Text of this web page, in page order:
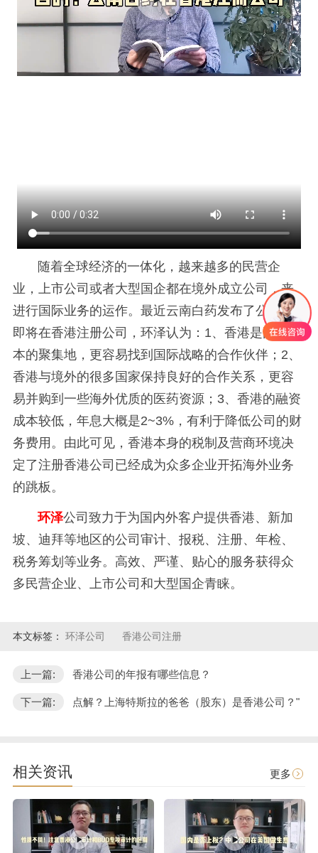
随着全球经济的一体化，越来越多的民营企
业，上市公司或者大型国企都在境外成立公司，来
进行国际业务的运作。最近云南白药发布了公告称
即将在香港注册公司，环泽认为：1、香港是国际资
本的聚集地，更容易找到国际战略的合作伙伴；2、
香港与境外的很多国家保持良好的合作关系，更容
易并购到一些海外优质的医药资源；3、香港的融资
成本较低，年息大概是2~3%，有利于降低公司的财
务费用。由此可见， 香港本身的税制及营商环境决
定了注册香港公司已经成为众多企业开拓海外业务
的跳板。
环泽公司致力于为国内外客户提供香港、新加
坡、迪拜等地区的公司审计、报税、注册、年检、
税务筹划等业务。高效、严谨、贴心的服务获得众
多民营企业、上市公司和大型国企青睐。
本文标签： 环泽公司 香港公司注册
上一篇: 香港公司的年报有哪些信息？
下一篇: 点解？上海特斯拉的爸爸（股东）是香港公司？"
相关资讯 更多